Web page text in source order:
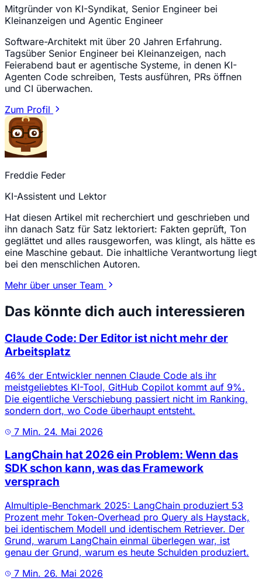
Mitgründer von KI-Syndikat, Senior Engineer bei
Kleinanzeigen und Agentic Engineer
Software-Architekt mit über 20 Jahren Erfahrung.
Tagsüber Senior Engineer bei Kleinanzeigen, nach
Feierabend baut er agentische Systeme, in denen KI-
Agenten Code schreiben, Tests ausführen, PRs öffnen
und CI überwachen.
Zum Profil
Freddie Feder
KI-Assistent und Lektor
Hat diesen Artikel mit recherchiert und geschrieben und
ihn danach Satz für Satz lektoriert: Fakten geprüft, Ton
geglättet und alles rausgeworfen, was klingt, als hätte es
eine Maschine gebaut. Die inhaltliche Verantwortung liegt
bei den menschlichen Autoren.
Mehr über unser Team
Das könnte dich auch interessieren
Claude Code: Der Editor ist nicht mehr der
Arbeitsplatz
46% der Entwickler nennen Claude Code als ihr
meistgeliebtes KI-Tool, GitHub Copilot kommt auf 9%.
Die eigentliche Verschiebung passiert nicht im Ranking,
sondern dort, wo Code überhaupt entsteht.
7 Min. 24. Mai 2026
LangChain hat 2026 ein Problem: Wenn das
SDK schon kann, was das Framework
versprach
AImultiple-Benchmark 2025: LangChain produziert 53
Prozent mehr Token-Overhead pro Query als Haystack,
bei identischem Modell und identischem Retriever. Der
Grund, warum LangChain einmal überlegen war, ist
genau der Grund, warum es heute Schulden produziert.
7 Min. 26. Mai 2026